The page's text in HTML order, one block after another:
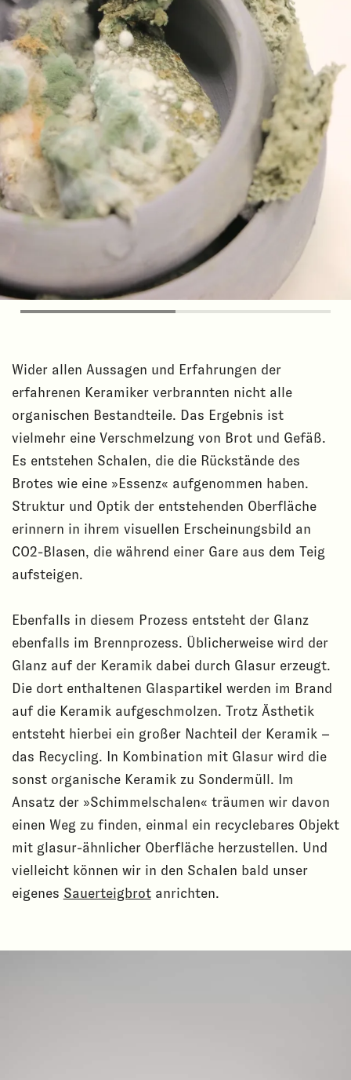
Wider allen Aussagen und Erfahrungen der
erfahrenen Keramiker verbrannten nicht alle
organischen Bestandteile. Das Ergebnis ist
vielmehr eine Verschmelzung von Brot und Gefäß.
Es entstehen Schalen, die die Rückstände des
Brotes wie eine »Essenz« aufgenommen haben.
Struktur und Optik der entstehenden Oberfläche
erinnern in ihrem visuellen Erscheinungsbild an
CO2-Blasen, die während einer Gare aus dem Teig
aufsteigen.
Ebenfalls in diesem Prozess entsteht der Glanz
ebenfalls im Brennprozess. Üblicherweise wird der
Glanz auf der Keramik dabei durch Glasur erzeugt.
Die dort enthaltenen Glaspartikel werden im Brand
auf die Keramik aufgeschmolzen. Trotz Ästhetik
entsteht hierbei ein großer Nachteil der Keramik –
das Recycling. In Kombination mit Glasur wird die
sonst organische Keramik zu Sondermüll. Im
Ansatz der »Schimmelschalen« träumen wir davon
einen Weg zu finden, einmal ein recyclebares Objekt
mit glasur-ähnlicher Oberfläche herzustellen. Und
vielleicht können wir in den Schalen bald unser
eigenes Sauerteigbrotanrichten.